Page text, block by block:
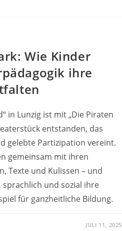
Wie Kinder
ihre
in Lunzig ist mit „Die Piraten
entstanden, das
gelebte Partizipation vereint.
gemeinsam mit ihren
Texte und Kulissen – und
und sozial ihre
für ganzheitliche Bildung.
JULI 11, 2025